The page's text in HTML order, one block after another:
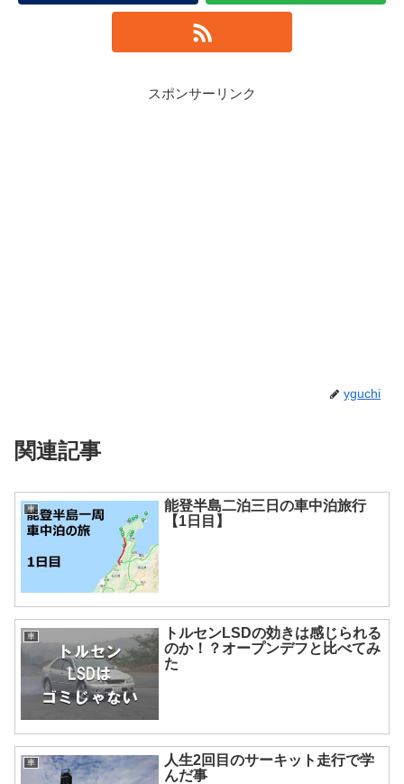
スポンサーリンク
yguchi
関連記事
車
能登半島二泊三日の車中泊旅行
【1日目】
車
トルセンLSDの効きは感じられる
のか！？オープンデフと比べてみ
た
車
人生2回目のサーキット走行で学
んだ事